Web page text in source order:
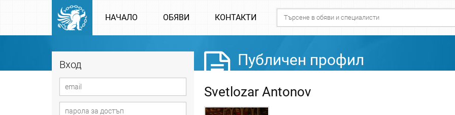
НАЧАЛО ОБЯВИ КОНТАКТИ
Вход Публичен профил
Svetlozar Antonov